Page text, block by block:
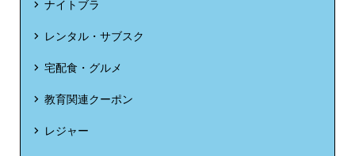
ナイトブラ
レンタル・サブスク
宅配食・グルメ
教育関連クーポン
レジャー